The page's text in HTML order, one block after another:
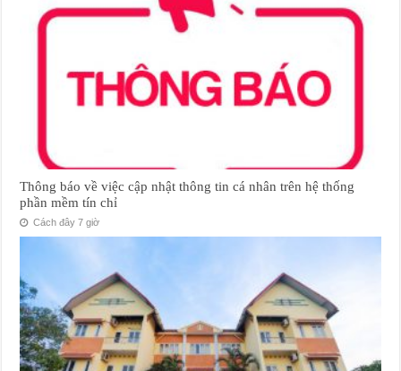
Thông báo về việc cập nhật thông tin cá nhân trên hệ thống
phần mềm tín chỉ
Cách đây 7 giờ